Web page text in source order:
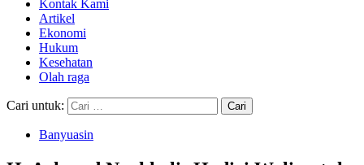
Kontak Kami
Artikel
Ekonomi
Hukum
Kesehatan
Olah raga
Cari untuk:
Banyuasin